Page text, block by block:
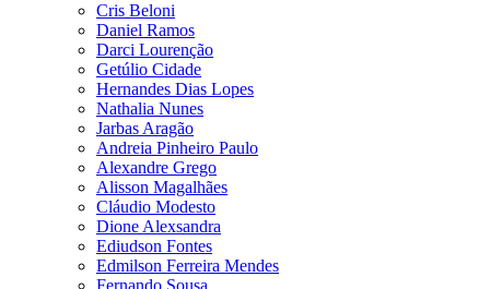
Cris Beloni
Daniel Ramos
Darci Lourenção
Getúlio Cidade
Hernandes Dias Lopes
Nathalia Nunes
Jarbas Aragão
Andreia Pinheiro Paulo
Alexandre Grego
Alisson Magalhães
Cláudio Modesto
Dione Alexsandra
Ediudson Fontes
Edmilson Ferreira Mendes
Fernando Sousa